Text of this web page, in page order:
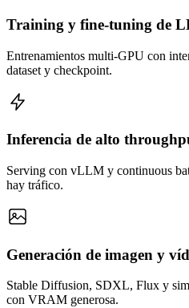
Training y fine-tuning de
Entrenamientos multi-GPU con
dataset y checkpoint.
Inferencia de alto
Serving con vLLM y continuous
hay tráfico.
Generación de imagen y
Stable Diffusion, SDXL, Flux y
con VRAM generosa.